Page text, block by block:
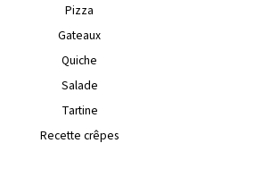
Pizza
Gateaux
Quiche
Salade
Tartine
Recette crêpes